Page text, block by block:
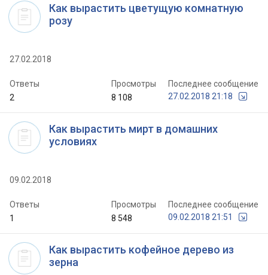
Как вырастить цветущую комнатную
розу
27.02.2018
Ответы
2
Просмотры
8 108
Последнее сообщение
27.02.2018 21:18
Как вырастить мирт в домашних
условиях
09.02.2018
Ответы
1
Просмотры
8 548
Последнее сообщение
09.02.2018 21:51
Как вырастить кофейное дерево из
зерна